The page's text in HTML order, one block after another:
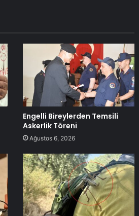
Engelli Bireylerden Temsili
Askerlik Töreni
Ağustos 6, 2026